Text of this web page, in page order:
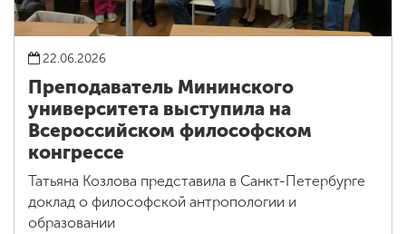
22.06.2026
Преподаватель Мининского
университета выступила на
Всероссийском философском
конгрессе
Татьяна Козлова представила в Санкт-Петербурге
доклад о философской антропологии и
образовании